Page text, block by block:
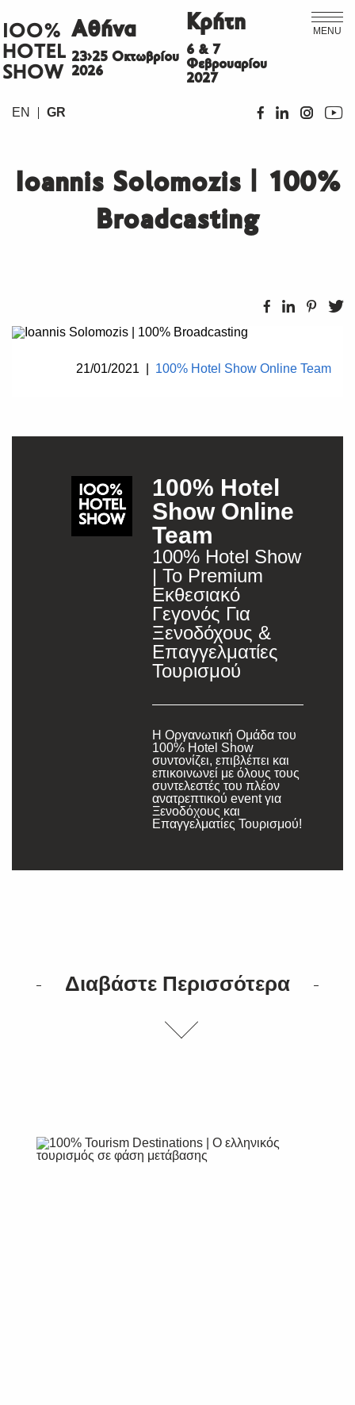
MENU
ΙΟΟ%
HOTEL
SHOW
Αθήνα
23>25 Οκτωβρίου
2026
Κρήτη
6 & 7
Φεβρουαρίου
2027
EN GR
Ioannis Solomozis | 100%
Broadcasting
21/01/2021 100% Hotel Show Online Team
100% Hotel
Show Online
Team
100% Hotel Show
| Το Premium
Εκθεσιακό
Γεγονός Για
Ξενοδόχους &
Επαγγελματίες
Τουρισμού
Η Οργανωτική Ομάδα του
100% Hotel Show
συντονίζει, επιβλέπει και
επικοινωνεί με όλους τους
συντελεστές του πλέον
ανατρεπτικού event για
Ξενοδόχους και
Επαγγελματίες Τουρισμού!
Διαβάστε Περισσότερα